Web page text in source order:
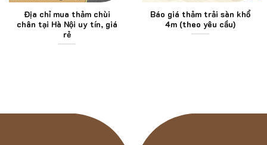
Địa chỉ mua thảm chùi
chân tại Hà Nội uy tín, giá
rẻ
Báo giá thảm trải sàn khổ
4m (theo yêu cầu)